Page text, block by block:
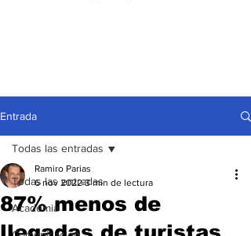
Entrada
Todas las entradas
Academia
Todas las entradas
87% menos de
Ramiro Parias
6 nov 2022 3 min de lectura